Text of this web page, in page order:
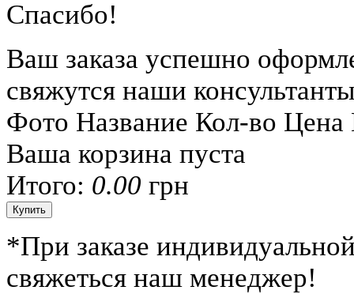
Спасибо!
Ваш заказа успешно
свяжутся наши
Фото Название Кол-во Цена
Ваша корзина пуста
Итого: 0.00 грн
*При заказе
свяжеться наш менеджер!